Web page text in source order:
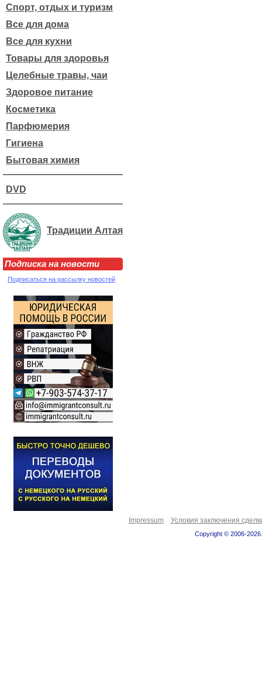
Спорт, отдых и туризм
Все для дома
Все для кухни
Товары для здоровья
Целебные травы, чаи
Здоровое питание
Косметика
Парфюмерия
Гигиена
Бытовая химия
DVD
Традиции Алтая
Подписка на новости
Подписаться на рассылку новостей
Impressum Условия заключения
Copyright © 2006-